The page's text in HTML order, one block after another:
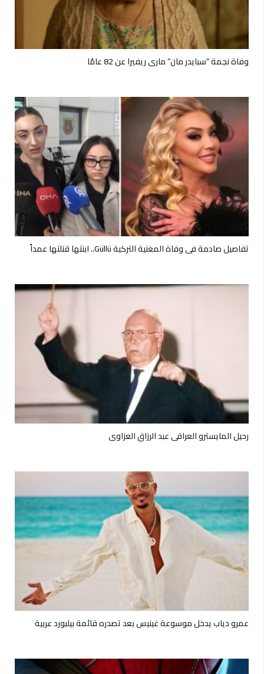
وفاة نجمة “سبايدر مان” ماري ريفيرا عن 82 عامًا
تفاصيل صادمة في وفاة المغنية التركية Güllü.. ابنتها قتلتها عمداً
رحيل المايسترو العراقي عبد الرزاق العزاوي
عمرو دياب يدخل موسوعة غينيس بعد تصدره قائمة بيلبورد عربية